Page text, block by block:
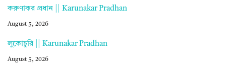
করুণাকর প্রধান || Karunakar Pradhan
August 5, 2026
লুকোচুরি || Karunakar Pradhan
August 5, 2026